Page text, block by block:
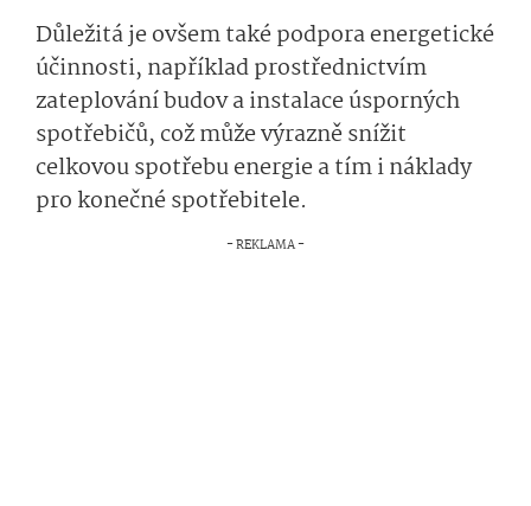
Důležitá je ovšem také podpora energetické
účinnosti, například prostřednictvím
zateplování budov a instalace úsporných
spotřebičů, což může výrazně snížit
celkovou spotřebu energie a tím i náklady
pro konečné spotřebitele.